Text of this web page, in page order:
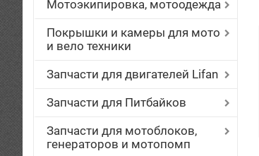
Мотоэкипировка, мотоодежда
Покрышки и камеры для мото
и вело техники
Запчасти для двигателей Lifan
Запчасти для Питбайков
Запчасти для мотоблоков,
генераторов и мотопомп